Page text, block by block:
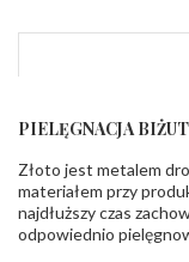
KAMIENIE
Rodzaje
kamieni:
Liczba kamieni:
Szlif kamieni:
PIELĘGNACJA
Złoto jest metalem
materiałem przy
najdłuższy czas
odpowiednio